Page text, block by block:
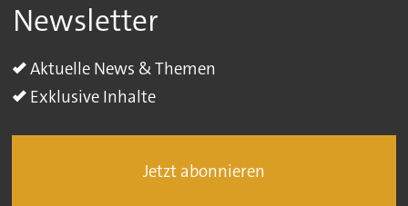
Newsletter
Aktuelle News & Themen
Exklusive Inhalte
Jetzt abonnieren